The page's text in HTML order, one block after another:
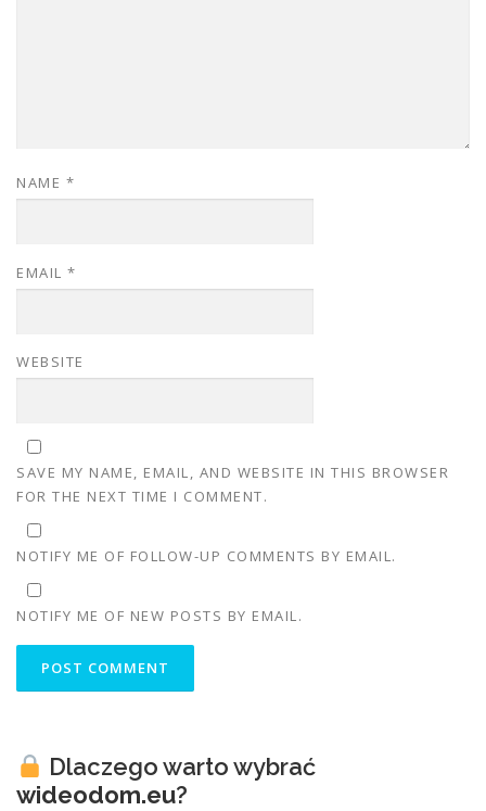
NAME *
EMAIL *
WEBSITE
SAVE MY NAME, EMAIL, AND WEBSITE IN THIS BROWSER
FOR THE NEXT TIME I COMMENT.
NOTIFY ME OF FOLLOW-UP COMMENTS BY EMAIL.
NOTIFY ME OF NEW POSTS BY EMAIL.
Dlaczego warto wybrać
wideodom.eu?